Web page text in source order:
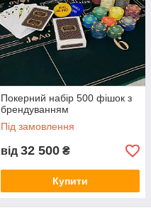
Покерний набір 500 фішок з
брендуванням
Під замовлення
від 32 500 ₴
Купити